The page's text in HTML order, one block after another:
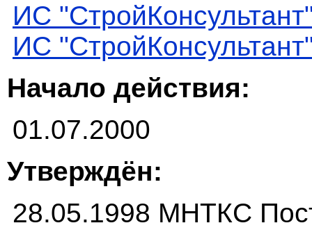
ИС
ИС
Начало действия:
01.07.2000
Утверждён:
28.05.1998 МНТКС